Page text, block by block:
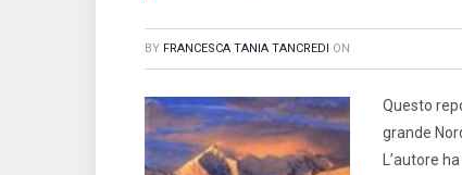
BY FRANCESCA TANIA TANCREDI ON
Questo
grande
L’autore